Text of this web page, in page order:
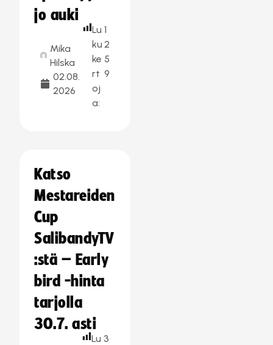
jo auki
Mika
Hilska
02.08.
2026
Lu
ku
ke
rt
oj
a:
1
2
5
9
Katso
Mestareiden
Cup
SalibandyTV
:stä – Early
bird -hinta
tarjolla
30.7. asti
Lu 3